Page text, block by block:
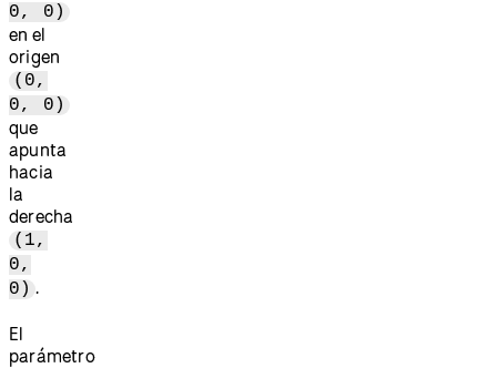
0, 0)
en el
origen
(0,
0, 0)
que
apunta
hacia
la
derecha
(1,
0,
0) .
El
parámetro